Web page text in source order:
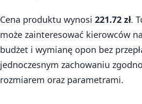
Cena produktu wynosi 221.72 zł.
może zainteresować kierowców
budżet i wymianę opon bez
jednoczesnym zachowaniu
rozmiarem oraz parametrami.